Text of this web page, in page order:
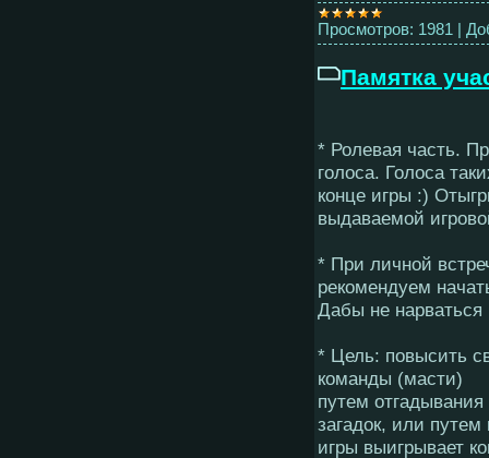
Просмотров: 1981 |
Памятка
* Ролевая часть.
голоса. Голоса
конце игры :)
выдаваемой
* При личной
рекомендуем
Дабы не
* Цель: повысить
команды (масти)
путем
загадок, или
игры выигрывает